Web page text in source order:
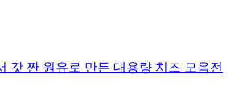
갓 짠 원유로 만든 대용량 치즈 모음전